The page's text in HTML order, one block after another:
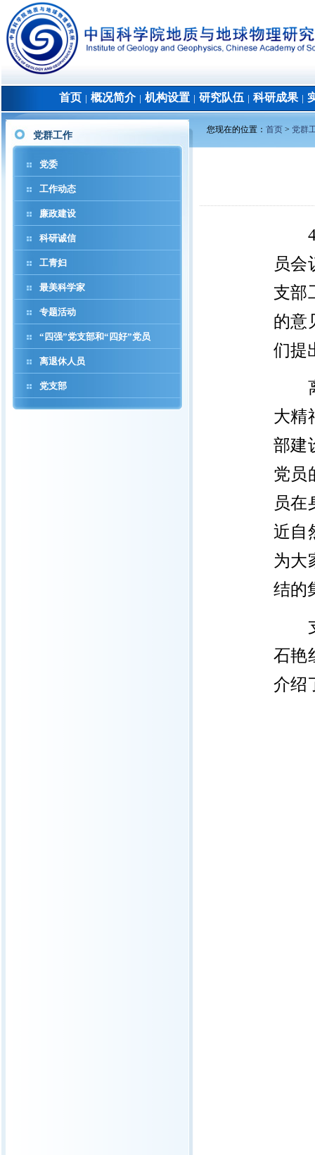
首页 概况简介│ 机构设置 研究队伍 科研成果│
党群工作
党委
工作动态
廉政建设
科研诚信
工青妇
最美科学家
专题活动
“四强”党支部和“四好”党员
离退休人员
党支部
您现在的位置： 首页 > 党群
员会
支部
的意
们提
离
大精
部建
党员
员在
近自
为大
结的
支
石艳
介绍